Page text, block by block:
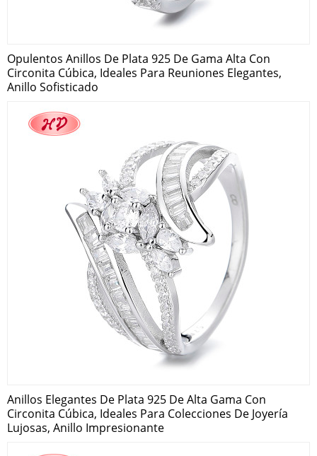
Opulentos Anillos De Plata 925 De Gama Alta Con
Circonita Cúbica, Ideales Para Reuniones Elegantes,
Anillo Sofisticado
Anillos Elegantes De Plata 925 De Alta Gama Con
Circonita Cúbica, Ideales Para Colecciones De Joyería
Lujosas, Anillo Impresionante